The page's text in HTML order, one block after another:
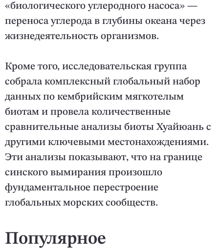
«биологического углеродного насоса» —
переноса углерода в глубины океана через
жизнедеятельность организмов.
Кроме того, исследовательская группа
собрала комплексный глобальный набор
данных по кембрийским мягкотелым
биотам и провела количественные
сравнительные анализы биоты Хуайюань с
другими ключевыми местонахождениями.
Эти анализы показывают, что на границе
синского вымирания произошло
фундаментальное перестроение
глобальных морских сообществ.
Популярное